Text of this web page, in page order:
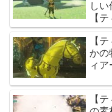
し
【
【
かの
ィア
【